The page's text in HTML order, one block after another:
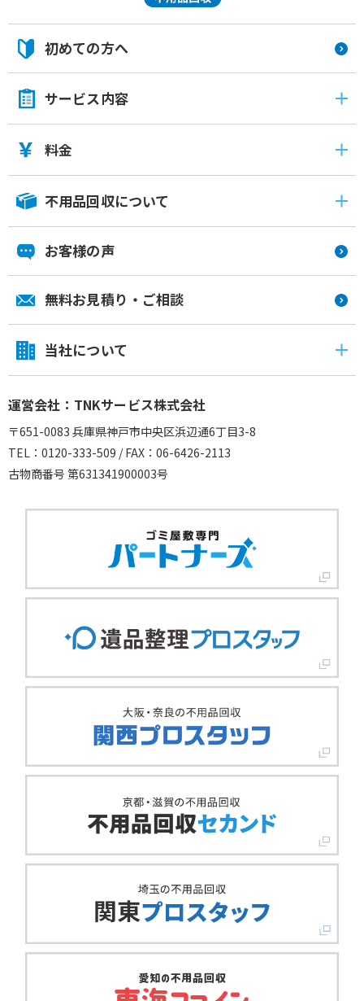
初めての方へ
サービス内容
料金
不用品回収について
お客様の声
無料お見積り・ご相談
当社について
運営会社：TNKサービス株式会社
〒651-0083 兵庫県神戸市中央区浜辺通6丁目3-8
TEL：0120-333-509 / FAX：06-6426-2113
古物商番号 第631341900003号